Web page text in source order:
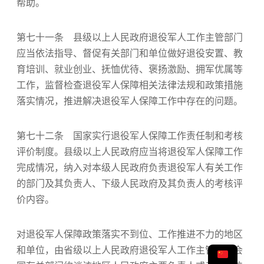
帮助。
第七十一条 县级以上人民政府退役军人工作主管部门
应当依法指导、督促有关部门和单位做好退役安置、教
育培训、就业创业、抚恤优待、褒扬激励、拥军优属等
工作，监督检查退役军人保障相关法律法规和政策措施
落实情况，推进解决退役军人保障工作中存在的问题。
第七十二条 国家实行退役军人保障工作责任制和考核
评价制度。县级以上人民政府应当将退役军人保障工作
完成情况，纳入对本级人民政府负责退役军人有关工作
的部门及其负责人、下级人民政府及其负责人的考核评
价内容。
对退役军人保障政策落实不到位、工作推进不力的地区
和单位，由省级以上人民政府退役军人工作主管部门会